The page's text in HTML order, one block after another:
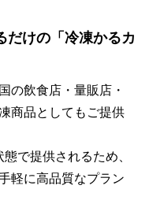
だけの「冷凍かるカ
の飲食店・量販店・
商品としてもご提供
で提供されるため、
軽に高品質なプラン